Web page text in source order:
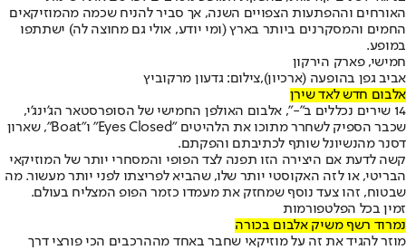
האורחים וההפתעות הצפויים השנה, אך סביר להניח שכמה מהמוזיקאים
החמים והמסקרנים ביותר בארץ (ומי יודע, אולי גם מחוצה לה) ישתתפו
במופע.
חמישי, פארק הירקון
אביב גפן בהופעה (ארכיון),צילום: גדעון מרקוביץ
אלבום חדש לאד שירן
14 שירים נכללים ב"-", אלבום האולפן החמישי של הסופרסטאר הג'ינג'י,
שכבר הספיק לשחרר מתוכו את הלהיטים "Eyes Closed" ו"Boat", שארון
דסנר מהנשיונל שותף לכתיבתם והפקתם.
קשה לדעת אם היצירה הזו תפנה לצד הפופי והמסחרי יותר של המוזיקאי
הבריטי, או לזה האקוסטי יותר שלו, שהביא לפריצתו לפני יותר מעשור. מה
שבטוח, זהו צעד נוסף שמחזק את מעמדו כזמר הפופ המצליח בעולם.
זמין בכל הפלטפורמות
נמרוד רשף משיק אלבום בכורה
מוזר להגיד את זה על מוזיקאי שחבר באחד מההרכבים הכי פורצי דרך